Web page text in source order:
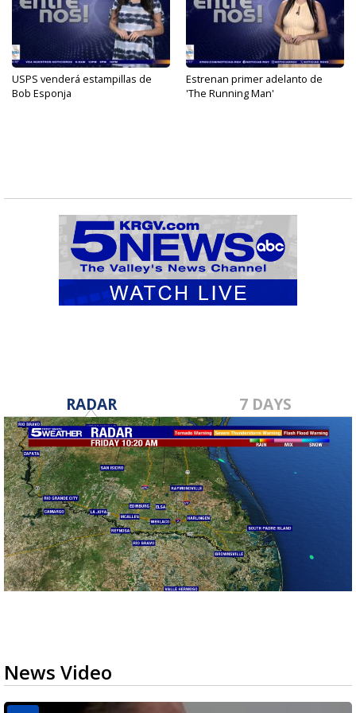
USPS venderá estampillas de
Bob Esponja
Estrenan primer adelanto de
'The Running Man'
RADAR 7 DAYS
News Video